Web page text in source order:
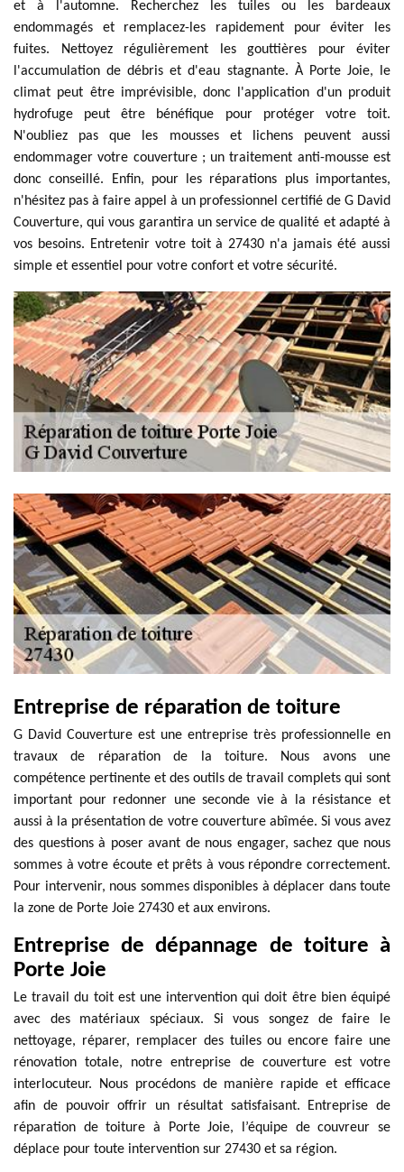
et à l'automne. Recherchez les tuiles ou les bardeaux
endommagés et remplacez-les rapidement pour éviter les
fuites. Nettoyez régulièrement les gouttières pour éviter
l'accumulation de débris et d'eau stagnante. À Porte Joie, le
climat peut être imprévisible, donc l'application d'un produit
hydrofuge peut être bénéfique pour protéger votre toit.
N'oubliez pas que les mousses et lichens peuvent aussi
endommager votre couverture ; un traitement anti-mousse est
donc conseillé. Enfin, pour les réparations plus importantes,
n'hésitez pas à faire appel à un professionnel certifié de G David
Couverture, qui vous garantira un service de qualité et adapté à
vos besoins. Entretenir votre toit à 27430 n'a jamais été aussi
simple et essentiel pour votre confort et votre sécurité.
Entreprise de réparation de toiture
G David Couverture est une entreprise très professionnelle en
travaux de réparation de la toiture. Nous avons une
compétence pertinente et des outils de travail complets qui sont
important pour redonner une seconde vie à la résistance et
aussi à la présentation de votre couverture abîmée. Si vous avez
des questions à poser avant de nous engager, sachez que nous
sommes à votre écoute et prêts à vous répondre correctement.
Pour intervenir, nous sommes disponibles à déplacer dans toute
la zone de Porte Joie 27430 et aux environs.
Entreprise de dépannage de toiture à
Porte Joie
Le travail du toit est une intervention qui doit être bien équipé
avec des matériaux spéciaux. Si vous songez de faire le
nettoyage, réparer, remplacer des tuiles ou encore faire une
rénovation totale, notre entreprise de couverture est votre
interlocuteur. Nous procédons de manière rapide et efficace
afin de pouvoir offrir un résultat satisfaisant. Entreprise de
réparation de toiture à Porte Joie, l’équipe de couvreur se
déplace pour toute intervention sur 27430 et sa région.